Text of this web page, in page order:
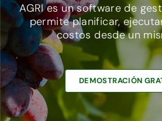
PRUEBA GRATIS
AGRI es un software de
permite planificar,
costos desde un
DEMOSTRACIÓN